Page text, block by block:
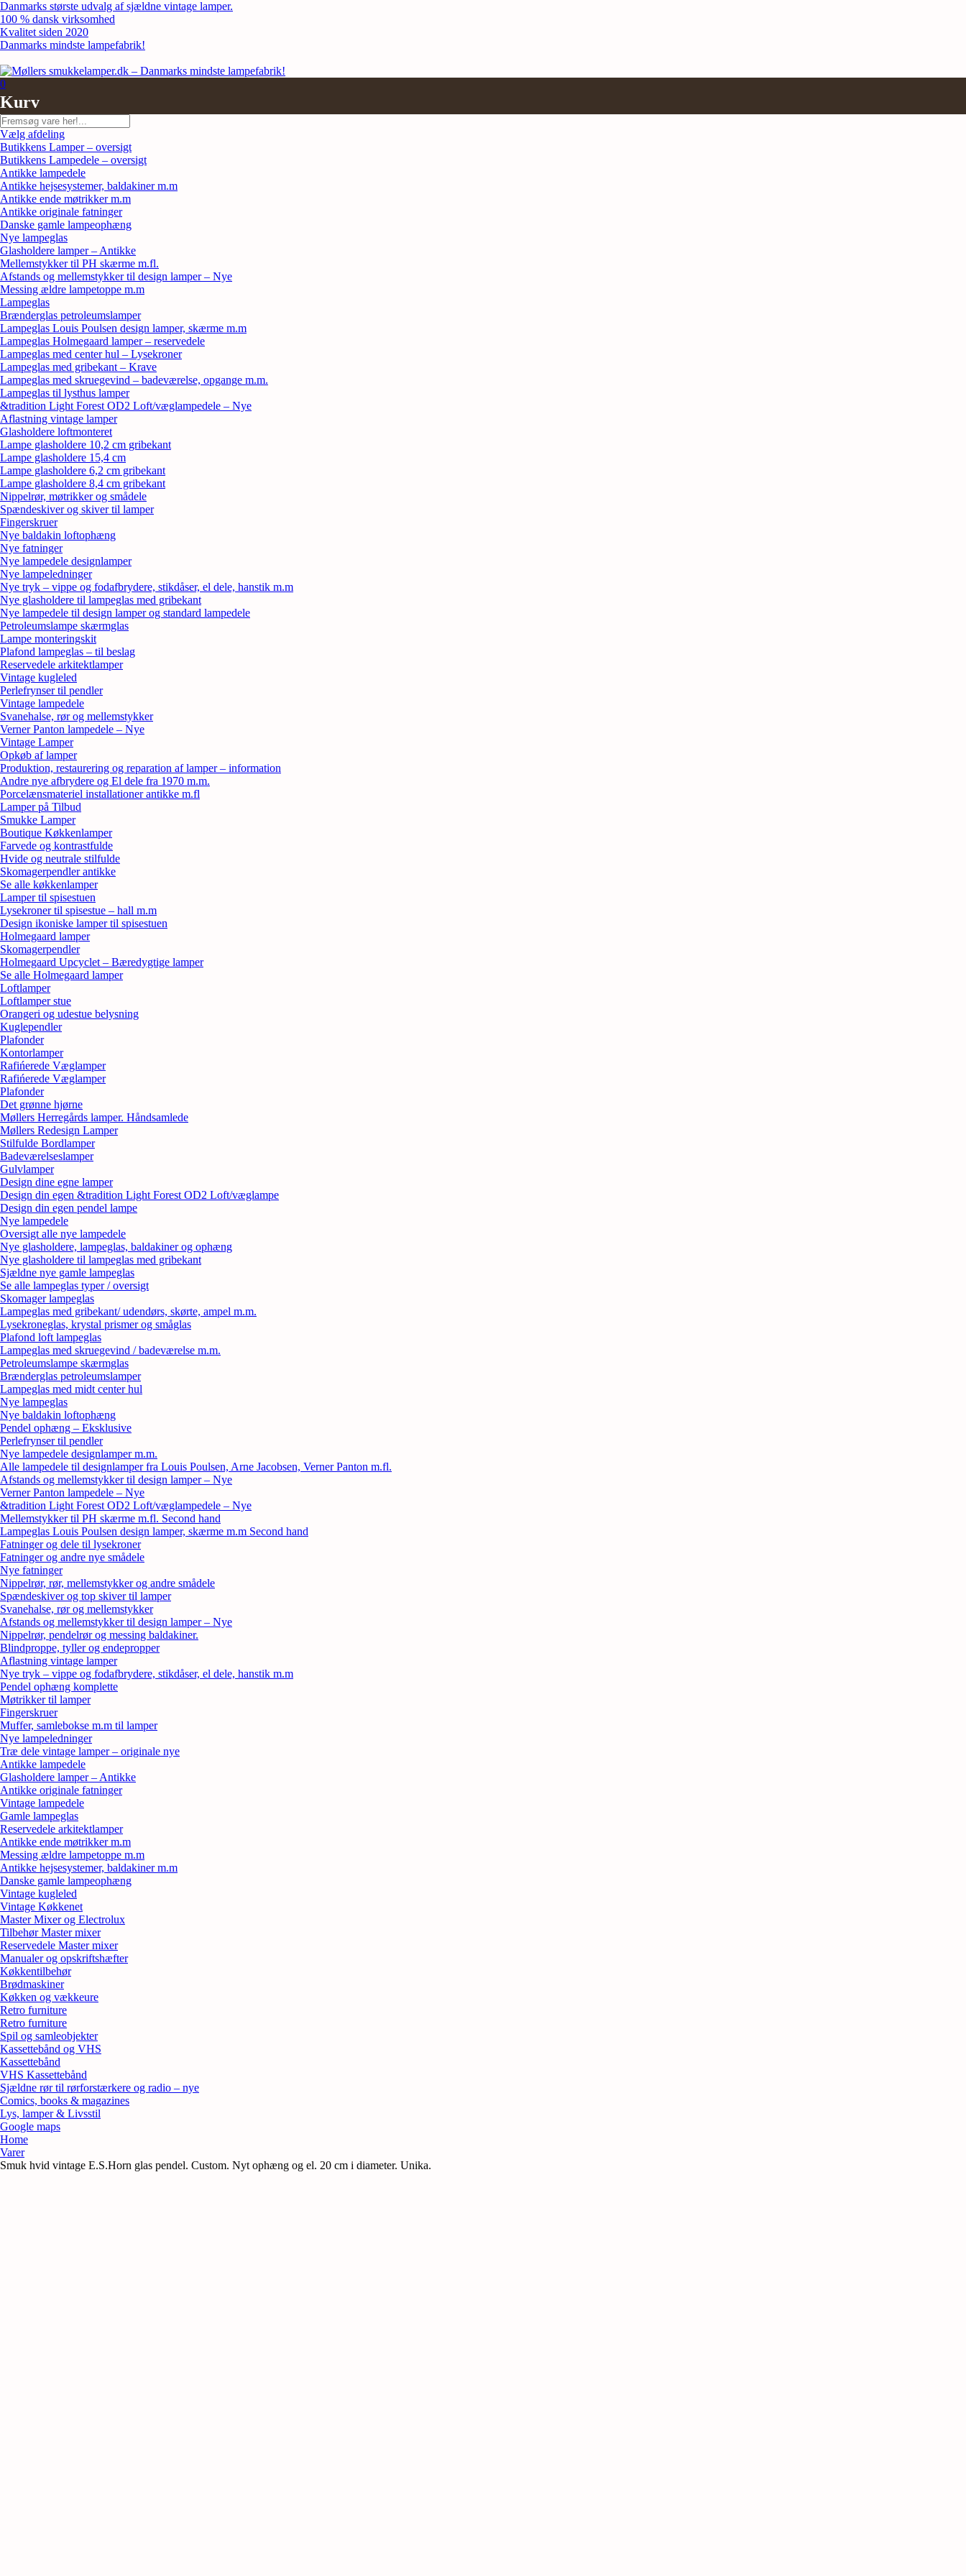
Skip
to
content
Danmarks største udvalg af sjældne vintage lamper.
100 % dansk virksomhed
Kvalitet siden 2020
Danmarks mindste lampefabrik!
0
Kurv
Søg
Vælg afdeling
Butikkens Lamper – oversigt
Butikkens Lampedele – oversigt
Antikke lampedele
Antikke hejsesystemer, baldakiner m.m
Antikke ende møtrikker m.m
Antikke originale fatninger
Danske gamle lampeophæng
Nye lampeglas
Glasholdere lamper – Antikke
Mellemstykker til PH skærme m.fl.
Afstands og mellemstykker til design lamper – Nye
Messing ældre lampetoppe m.m
Lampeglas
Brænderglas petroleumslamper
Lampeglas Louis Poulsen design lamper, skærme m.m
Lampeglas Holmegaard lamper – reservedele
Lampeglas med center hul – Lysekroner
Lampeglas med gribekant – Krave
Lampeglas med skruegevind – badeværelse, opgange m.m.
Lampeglas til lysthus lamper
&tradition Light Forest OD2 Loft/væglampedele – Nye
Aflastning vintage lamper
Glasholdere loftmonteret
Lampe glasholdere 10,2 cm gribekant
Lampe glasholdere 15,4 cm
Lampe glasholdere 6,2 cm gribekant
Lampe glasholdere 8,4 cm gribekant
Nippelrør, møtrikker og smådele
Spændeskiver og skiver til lamper
Fingerskruer
Nye baldakin loftophæng
Nye fatninger
Nye lampedele designlamper
Nye lampeledninger
Nye tryk – vippe og fodafbrydere, stikdåser, el dele, hanstik m.m
Nye glasholdere til lampeglas med gribekant
Nye lampedele til design lamper og standard lampedele
Petroleumslampe skærmglas
Lampe monteringskit
Plafond lampeglas – til beslag
Reservedele arkitektlamper
Vintage kugleled
Perlefrynser til pendler
Vintage lampedele
Svanehalse, rør og mellemstykker
Verner Panton lampedele – Nye
Vintage Lamper
Opkøb af lamper
Produktion, restaurering og reparation af lamper – information
Andre nye afbrydere og El dele fra 1970 m.m.
Porcelænsmateriel installationer antikke m.fl
Lamper på Tilbud
Smukke Lamper
Boutique Køkkenlamper
Farvede og kontrastfulde
Hvide og neutrale stilfulde
Skomagerpendler antikke
Se alle køkkenlamper
Lamper til spisestuen
Lysekroner til spisestue – hall m.m
Design ikoniske lamper til spisestuen
Holmegaard lamper
Skomagerpendler
Holmegaard Upcyclet – Bæredygtige lamper
Se alle Holmegaard lamper
Loftlamper
Loftlamper stue
Orangeri og udestue belysning
Kuglependler
Plafonder
Kontorlamper
Rafińerede Væglamper
Rafińerede Væglamper
Plafonder
Det grønne hjørne
Møllers Herregårds lamper. Håndsamlede
Møllers Redesign Lamper
Stilfulde Bordlamper
Badeværelseslamper
Gulvlamper
Design dine egne lamper
Design din egen &tradition Light Forest OD2 Loft/væglampe
Design din egen pendel lampe
Nye lampedele
Oversigt alle nye lampedele
Nye glasholdere, lampeglas, baldakiner og ophæng
Nye glasholdere til lampeglas med gribekant
Sjældne nye gamle lampeglas
Se alle lampeglas typer / oversigt
Skomager lampeglas
Lampeglas med gribekant/ udendørs, skørte, ampel m.m.
Lysekroneglas, krystal prismer og småglas
Plafond loft lampeglas
Lampeglas med skruegevind / badeværelse m.m.
Petroleumslampe skærmglas
Brænderglas petroleumslamper
Lampeglas med midt center hul
Nye lampeglas
Nye baldakin loftophæng
Pendel ophæng – Eksklusive
Perlefrynser til pendler
Nye lampedele designlamper m.m.
Alle lampedele til designlamper fra Louis Poulsen, Arne Jacobsen, Verner Panton m.fl.
Afstands og mellemstykker til design lamper – Nye
Verner Panton lampedele – Nye
&tradition Light Forest OD2 Loft/væglampedele – Nye
Mellemstykker til PH skærme m.fl. Second hand
Lampeglas Louis Poulsen design lamper, skærme m.m Second hand
Fatninger og dele til lysekroner
Fatninger og andre nye smådele
Nye fatninger
Nippelrør, rør, mellemstykker og andre smådele
Spændeskiver og top skiver til lamper
Svanehalse, rør og mellemstykker
Afstands og mellemstykker til design lamper – Nye
Nippelrør, pendelrør og messing baldakiner.
Blindproppe, tyller og endepropper
Aflastning vintage lamper
Nye tryk – vippe og fodafbrydere, stikdåser, el dele, hanstik m.m
Pendel ophæng komplette
Møtrikker til lamper
Fingerskruer
Muffer, samlebokse m.m til lamper
Nye lampeledninger
Træ dele vintage lamper – originale nye
Antikke lampedele
Glasholdere lamper – Antikke
Antikke originale fatninger
Vintage lampedele
Gamle lampeglas
Reservedele arkitektlamper
Antikke ende møtrikker m.m
Messing ældre lampetoppe m.m
Antikke hejsesystemer, baldakiner m.m
Danske gamle lampeophæng
Vintage kugleled
Vintage Køkkenet
Master Mixer og Electrolux
Tilbehør Master mixer
Reservedele Master mixer
Manualer og opskriftshæfter
Køkkentilbehør
Brødmaskiner
Køkken og vækkeure
Retro furniture
Retro furniture
Spil og samleobjekter
Kassettebånd og VHS
Kassettebånd
VHS Kassettebånd
Sjældne rør til rørforstærkere og radio – nye
Comics, books & magazines
Lys, lamper & Livsstil
Google maps
Home
Varer
Smuk hvid vintage E.S.Horn glas pendel. Custom. Nyt ophæng og el. 20 cm i diameter. Unika.